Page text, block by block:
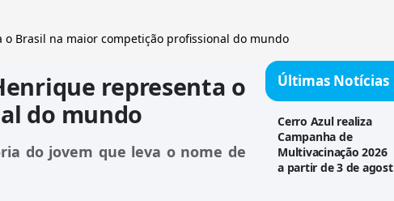
Brasil na maior competição profissional do mundo
representa o
do mundo
do jovem que leva o nome de
Últimas Notícias
Cerro Azul realiza
Campanha de
Multivacinação 2026
a partir de 3 de agost